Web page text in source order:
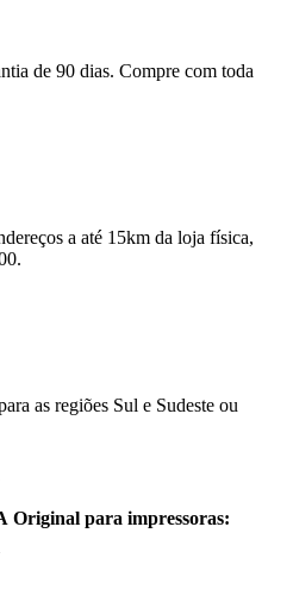
de 90 dias. Compre com toda
a até 15km da loja física,
as regiões Sul e Sudeste ou
Original para impressoras: